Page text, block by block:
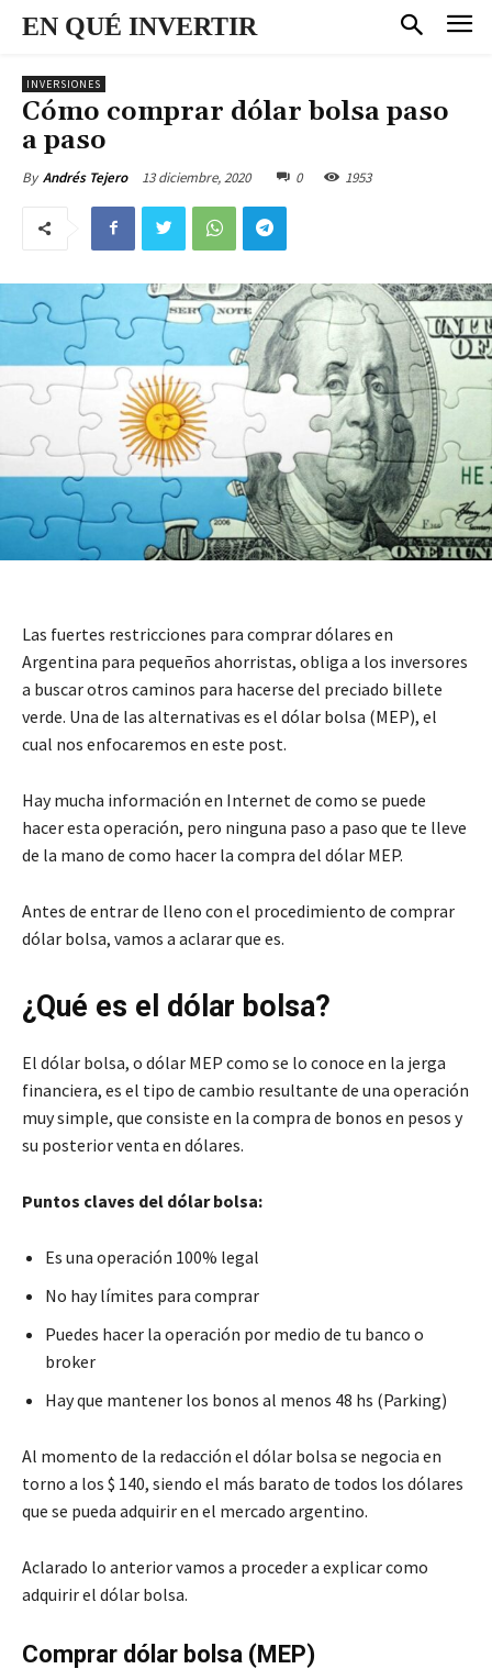
EN QUÉ INVERTIR
INVERSIONES
Cómo comprar dólar bolsa paso
a paso
By Andrés Tejero 13 diciembre, 2020 0 1953
Las fuertes restricciones para comprar dólares en
Argentina para pequeños ahorristas, obliga a los inversores
a buscar otros caminos para hacerse del preciado billete
verde. Una de las alternativas es el dólar bolsa (MEP), el
cual nos enfocaremos en este post.
Hay mucha información en Internet de como se puede
hacer esta operación, pero ninguna paso a paso que te lleve
de la mano de como hacer la compra del dólar MEP.
Antes de entrar de lleno con el procedimiento de comprar
dólar bolsa, vamos a aclarar que es.
¿Qué es el dólar bolsa?
El dólar bolsa, o dólar MEP como se lo conoce en la jerga
financiera, es el tipo de cambio resultante de una operación
muy simple, que consiste en la compra de bonos en pesos y
su posterior venta en dólares.
Puntos claves del dólar bolsa:
Es una operación 100% legal
No hay límites para comprar
Puedes hacer la operación por medio de tu banco o
broker
Hay que mantener los bonos al menos 48 hs (Parking)
Al momento de la redacción el dólar bolsa se negocia en
torno a los $ 140, siendo el más barato de todos los dólares
que se pueda adquirir en el mercado argentino.
Aclarado lo anterior vamos a proceder a explicar como
adquirir el dólar bolsa.
Comprar dólar bolsa (MEP)